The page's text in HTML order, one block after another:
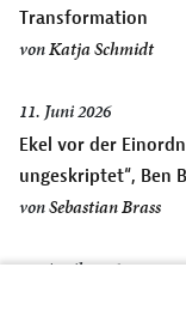
Transformation
vonKatja Schmidt
11. Juni 2026
Ekel vor der
ungeskriptet“, Ben
vonSebastian Brass
28. April 2026